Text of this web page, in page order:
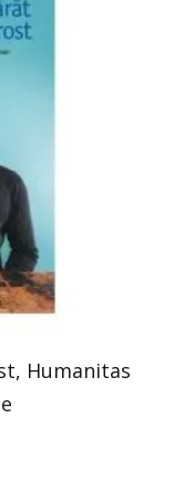
Humanitas